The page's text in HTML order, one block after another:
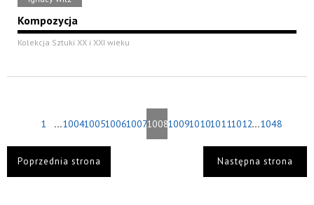
Kompozycja
Kolekcja Sztuki XX i XXI wieku
1 ...100410051006100710081009101010111012...1048
Poprzednia strona Następna strona